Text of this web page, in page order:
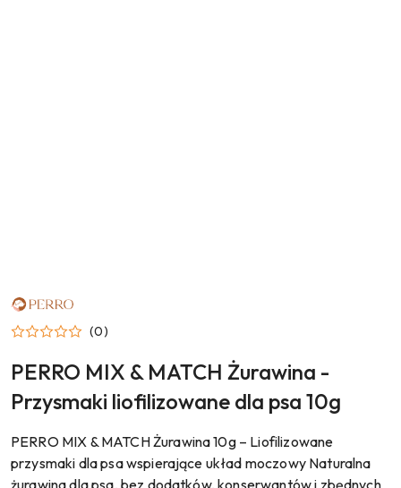
NAZWA
PRODUCENTA:
PERRO
(0)
PERRO MIX & MATCH Żurawina -
Przysmaki liofilizowane dla psa 10g
PERRO MIX & MATCH Żurawina 10g – Liofilizowane
przysmaki dla psa wspierające układ moczowy Naturalna
żurawina dla psa, bez dodatków, konserwantów i zbędnych